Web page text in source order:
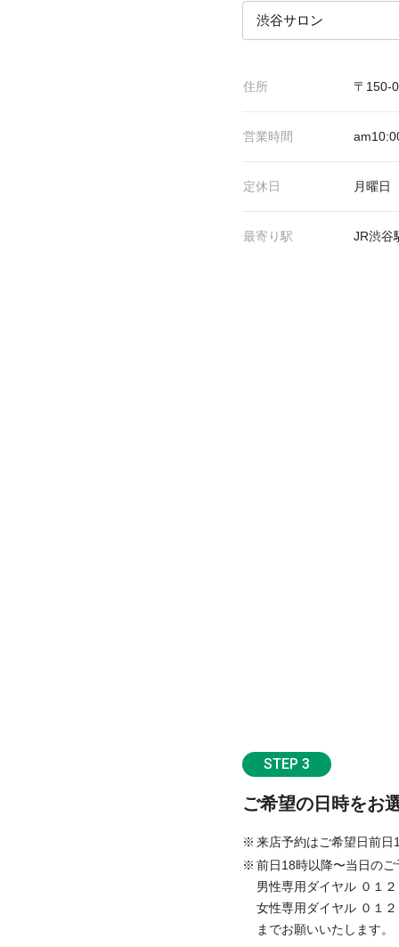
住所 〒150-
営業時間
定休日 月曜日
最寄り駅 JR渋
STEP 3
ご希望の日時をお
来店予約はご希望日前
前日18時以降〜当日のご
男性専用ダイヤル ０１
女性専用ダイヤル ０１
までお願いいたします。